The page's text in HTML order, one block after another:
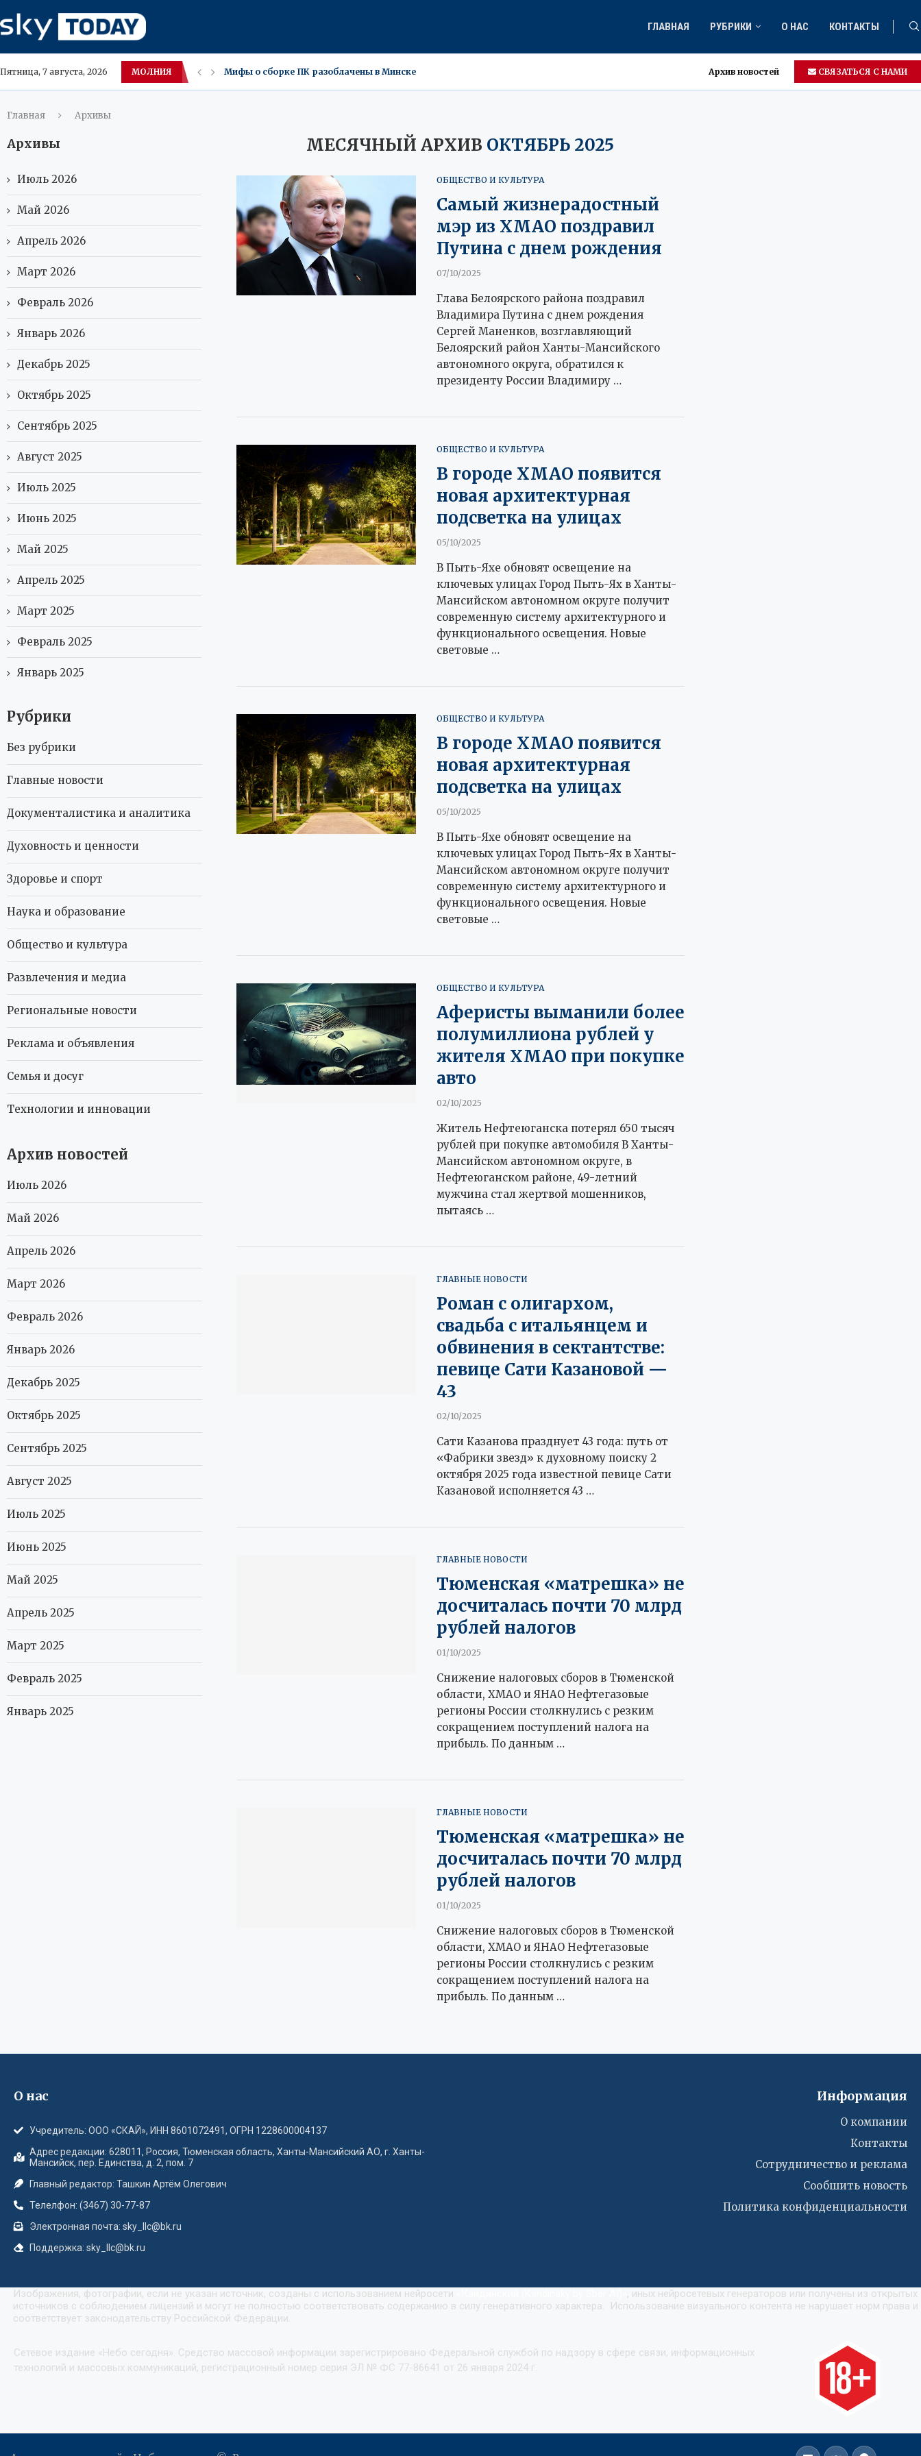
ГЛАВНАЯ РУБРИКИ О НАС КОНТАКТЫ
Пятница, 7 августа, 2026 МОЛНИЯ
В Амурской области обнаружены нетленные мощи 19-го века
Москва ожидает зной, но рекордов не будет
Московские владельцы недвижимости подвергаются проверке
Саванна и Каракет: 2,5 млн рублей за гибридов с дикой кровью
Югра меняет вкусы: бюджетные иномарки вытесняют средний сегмент за $6 млн
В ХМАО засняли редкую лосиху-альбиноса с детенышем
Архив новостей СВЯЗАТЬСЯ С НАМИ
Главная Архивы
МЕСЯЧНЫЙ АРХИВ ОКТЯБРЬ 2025
ОБЩЕСТВО И КУЛЬТУРА
Самый жизнерадостный
мэр из ХМАО поздравил
Путина с днем рождения
07/10/2025
Глава Белоярского района поздравил
Владимира Путина с днем рождения
Сергей Маненков, возглавляющий
Белоярский район Ханты-Мансийского
автономного округа, обратился к
президенту России Владимиру …
ОБЩЕСТВО И КУЛЬТУРА
В городе ХМАО появится
новая архитектурная
подсветка на улицах
05/10/2025
В Пыть-Яхе обновят освещение на
ключевых улицах Город Пыть-Ях в Ханты-
Мансийском автономном округе получит
современную систему архитектурного и
функционального освещения. Новые
световые …
ОБЩЕСТВО И КУЛЬТУРА
В городе ХМАО появится
новая архитектурная
подсветка на улицах
05/10/2025
В Пыть-Яхе обновят освещение на
ключевых улицах Город Пыть-Ях в Ханты-
Мансийском автономном округе получит
современную систему архитектурного и
функционального освещения. Новые
световые …
ОБЩЕСТВО И КУЛЬТУРА
Аферисты выманили более
полумиллиона рублей у
жителя ХМАО при покупке
авто
02/10/2025
Житель Нефтеюганска потерял 650 тысяч
рублей при покупке автомобиля В Ханты-
Мансийском автономном округе, в
Нефтеюганском районе, 49-летний
мужчина стал жертвой мошенников,
пытаясь …
ГЛАВНЫЕ НОВОСТИ
Роман с олигархом,
свадьба с итальянцем и
обвинения в сектантстве:
певице Сати Казановой —
43
02/10/2025
Сати Казанова празднует 43 года: путь от
«Фабрики звезд» к духовному поиску 2
октября 2025 года известной певице Сати
Казановой исполняется 43 …
ГЛАВНЫЕ НОВОСТИ
Тюменская «матрешка» не
досчиталась почти 70 млрд
рублей налогов
01/10/2025
Снижение налоговых сборов в Тюменской
области, ХМАО и ЯНАО Нефтегазовые
регионы России столкнулись с резким
сокращением поступлений налога на
прибыль. По данным …
ГЛАВНЫЕ НОВОСТИ
Тюменская «матрешка» не
досчиталась почти 70 млрд
рублей налогов
01/10/2025
Снижение налоговых сборов в Тюменской
области, ХМАО и ЯНАО Нефтегазовые
регионы России столкнулись с резким
сокращением поступлений налога на
прибыль. По данным …
Архивы
Июль 2026
Май 2026
Апрель 2026
Март 2026
Февраль 2026
Январь 2026
Декабрь 2025
Октябрь 2025
Сентябрь 2025
Август 2025
Июль 2025
Июнь 2025
Май 2025
Апрель 2025
Март 2025
Февраль 2025
Январь 2025
Рубрики
Без рубрики
Главные новости
Документалистика и аналитика
Духовность и ценности
Здоровье и спорт
Наука и образование
Общество и культура
Развлечения и медиа
Региональные новости
Реклама и объявления
Семья и досуг
Технологии и инновации
Архив новостей
Июль 2026
Май 2026
Апрель 2026
Март 2026
Февраль 2026
Январь 2026
Декабрь 2025
Октябрь 2025
Сентябрь 2025
Август 2025
Июль 2025
Июнь 2025
Май 2025
Апрель 2025
Март 2025
Февраль 2025
Январь 2025
О нас
Учредитель: ООО «СКАЙ», ИНН 8601072491, ОГРН 1228600004137
Адрес редакции: 628011, Россия, Тюменская область, Ханты-Мансийский АО, г. Ханты-
Мансийск, пер. Единства, д. 2, пом. 7
Главный редактор: Ташкин Артём Олегович
Телелфон: (3467) 30-77-87
Электронная почта: sky_llc@bk.ru
Поддержка: sky_llc@bk.ru
Информация
О компании
Контакты
Сотрудничество и реклама
Сообшить новость
Политика конфиденциальности
Изображения, фотографии, если не указан источник, созданы с использованием нейросети
, иных нейросетевых генераторов или получены из открытых
источников с соблюдением лицензий и могут не полностью соответствовать содержанию в силу генеративного характера. Использование визуального контента не нарушает норм права и
соответствует законодательству Российской Федерации.
Сетевое издание «Небо сегодня». Средство массовой информации зарегистрировано Федеральной службой по надзору в сфере связи, информационных
технологий и массовых коммуникаций, регистрационный номер серия ЭЛ № ФС 77-86641 от 26 января 2024 г.